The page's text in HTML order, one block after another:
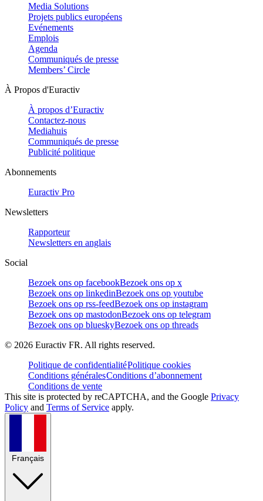
Media Solutions
Projets publics européens
Evénements
Emplois
Agenda
Communiqués de presse
Members’ Circle
À Propos d'Euractiv
À propos d’Euractiv
Contactez-nous
Mediahuis
Communiqués de presse
Publicité politique
Abonnements
Euractiv Pro
Newsletters
Rapporteur
Newsletters en anglais
Social
Bezoek ons op facebookBezoek ons op x
Bezoek ons op linkedinBezoek ons op youtube
Bezoek ons op rss-feedBezoek ons op instagram
Bezoek ons op mastodonBezoek ons op telegram
Bezoek ons op blueskyBezoek ons op threads
© 2026 Euractiv FR. All rights reserved.
Politique de confidentialitéPolitique cookies
Conditions généralesConditions d’abonnement
Conditions de vente
This site is protected by reCAPTCHA, and the Google Privacy
Policy and Terms of Service apply.
Français